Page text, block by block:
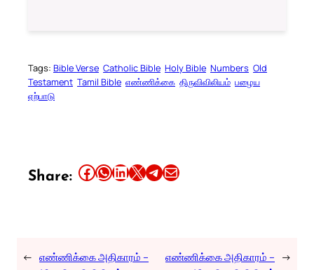
Tags: Bible Verse Catholic Bible Holy Bible Numbers Old
Testament Tamil Bible எண்ணிக்கை திருவிவிலியம் பழைய
ஏற்பாடு
Share: Share this article on Facebook Share this article on WhatsApp Share this article on LinkedIn Share this article on X Share this article on TelegramEmail this Article
← எண்ணிக்கை அதிகாரம் –
எண்ணிக்கை அதிகாரம் – →